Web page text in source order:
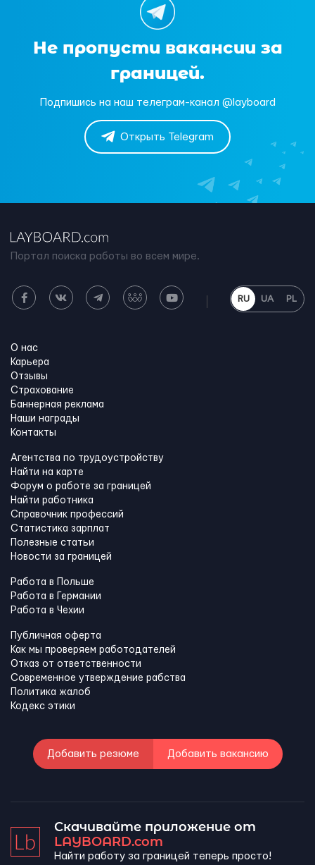
Не пропусти вакансии за
границей.
Подпишись на наш телеграм-канал @layboard
Открыть Telegram
Портал поиска работы во всем мире.
RU UA PL
О нас
Карьера
Отзывы
Страхование
Баннерная реклама
Наши награды
Контакты
Агентства по трудоустройству
Найти на карте
Форум о работе за границей
Найти работника
Справочник профессий
Статистика зарплат
Полезные статьи
Новости за границей
Работа в Польше
Работа в Германии
Работа в Чехии
Публичная оферта
Как мы проверяем работодателей
Отказ от ответственности
Современное утверждение рабства
Политика жалоб
Кодекс этики
Добавить резюме Добавить вакансию
Скачивайте приложение от
LAYBOARD.com
Найти работу за границей теперь просто!